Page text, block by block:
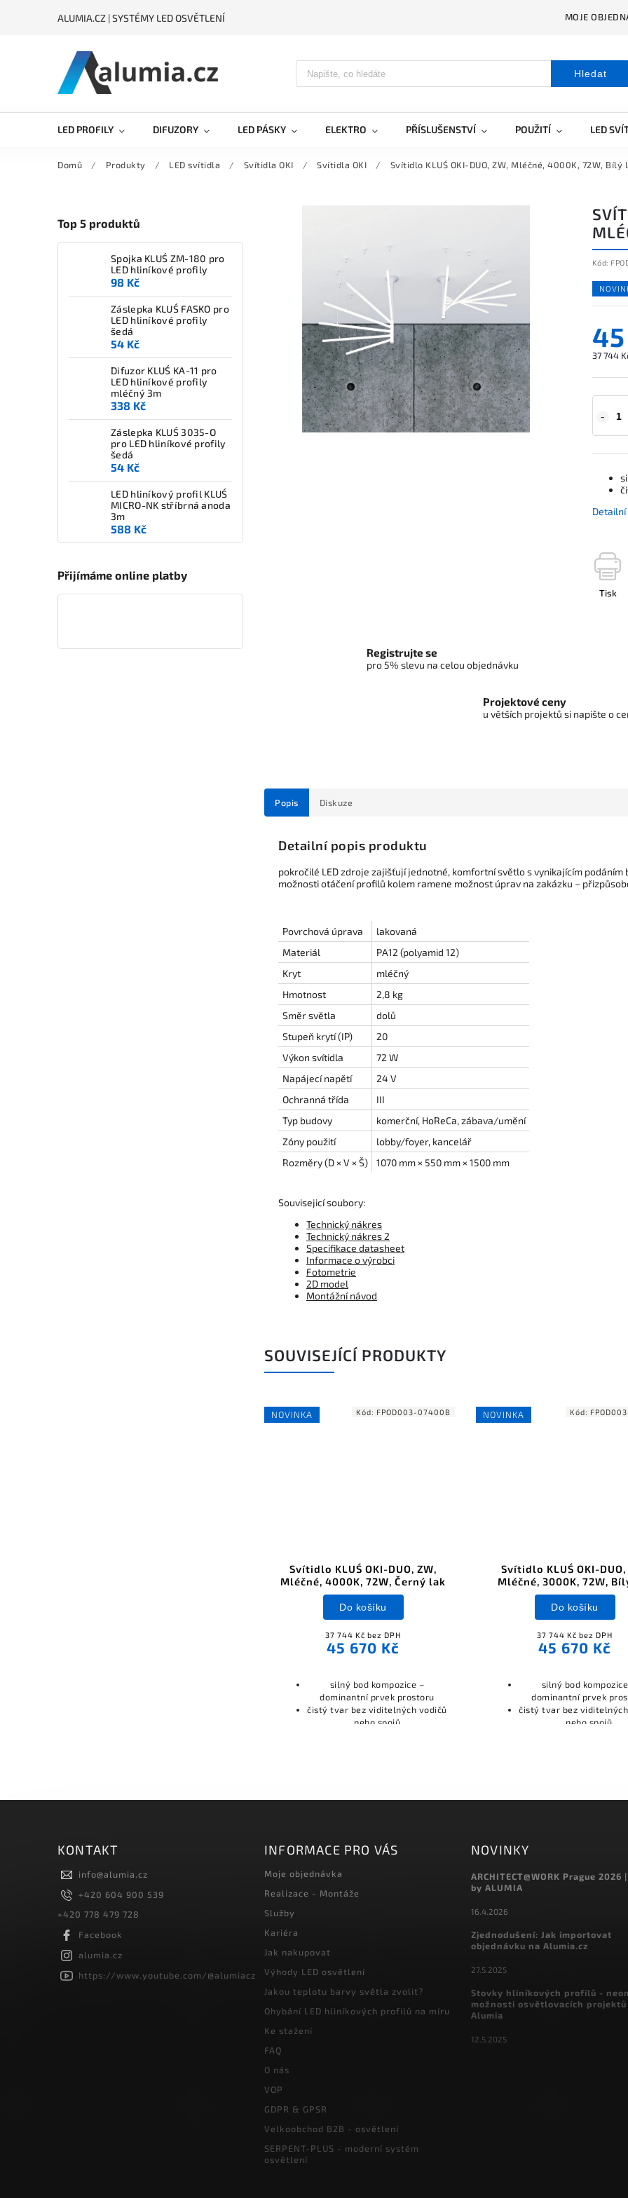
ALUMIA.CZ | SYSTÉMY LED OSVĚTLENÍ MOJE
Hledat
LED PROFILY DIFUZORY LED PÁSKY ELEKTRO PŘÍSLUŠENSTVÍ POUŽITÍ LED
Domů / Produkty / LED svítidla / Svítidla OKI / Svítidla OKI / Svítidlo KLUŚ OKI-DUO, ZW, Mléčné, 4000K, 72W, Bílý
Top 5 produktů
Spojka KLUŚ ZM-180 pro
LED hliníkové profily
98 Kč
Záslepka KLUŚ FASKO pro
LED hliníkové profily
šedá
54 Kč
Difuzor KLUŚ KA-11 pro
LED hliníkové profily
mléčný 3m
338 Kč
Záslepka KLUŚ 3035-O
pro LED hliníkové profily
šedá
54 Kč
LED hliníkový profil KLUŚ
MICRO-NK stříbrná anoda
3m
588 Kč
Přijímáme online platby
Kód:
37 744
Tisk
Registrujte se
pro 5% slevu na celou objednávku
Projektové ceny
u větších projektů si napište o
Popis Diskuze
Detailní popis produktu
pokročilé LED zdroje zajišťují jednotné, komfortní světlo s vynikajícím podáním
možnosti otáčení profilů kolem ramene možnost úprav na zakázku –
Povrchová úprava
lakovaná
Materiál
PA12 (polyamid 12)
Kryt
mléčný
Hmotnost
2,8 kg
Směr světla
dolů
Stupeň krytí (IP)
20
Výkon svítidla
72 W
Napájecí napětí
24 V
Ochranná třída
III
Typ budovy
komerční, HoReCa, zábava/umění
Zóny použití
lobby/foyer, kancelář
Rozměry (D × V × Š)
1070 mm × 550 mm × 1500 mm
Souvisejicí soubory:
Technický nákres
Technický nákres 2
Specifikace datasheet
Informace o výrobci
Fotometrie
2D model
Montážní návod
SOUVISEJÍCÍ PRODUKTY
NOVINKA
Svítidlo KLUŚ OKI-DUO, ZW,
Mléčné, 4000K, 72W, Černý lak
37 744 Kč bez DPH
45 670 Kč
Do košíku
silný bod kompozice –
dominantní prvek prostoru
čistý tvar bez viditelných vodičů
nebo spojů
Kód: FPOD003-07400B NOVINKA
Svítidlo KLUŚ OKI-DUO,
Mléčné, 3000K, 72W,
37 744 Kč bez DPH
45 670 Kč
Do košíku
silný bod
dominantní prvek
čistý tvar bez
nebo spojů
Kód:
KONTAKT
info@alumia.cz
+420 604 900 539
+420 778 479 728
Facebook
alumia.cz
https://www.youtube.com/@alumiacz
INFORMACE PRO VÁS
Moje objednávka
Realizace - Montáže
Služby
Kariéra
Jak nakupovat
Výhody LED osvětlení
Jakou teplotu barvy světla zvolit?
Ohybání LED hliníkových profilů na míru
Ke stažení
FAQ
O nás
VOP
GDPR & GPSR
Velkoobchod B2B - osvětlení
SERPENT-PLUS - moderní systém
osvětlení
NOVINKY
ARCHITECT@WORK Prague 2026
by ALUMIA
16.4.2026
Zjednodušení: Jak importovat
objednávku na Alumia.cz
27.5.2025
Stovky hliníkových profilů -
možnosti osvětlovacích projektů
Alumia
12.5.2025